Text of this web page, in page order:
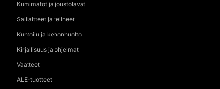
Kumimatot ja joustolavat
Salilaitteet ja telineet
Kuntoilu ja kehonhuolto
Kirjallisuus ja ohjelmat
Vaatteet
ALE-tuotteet